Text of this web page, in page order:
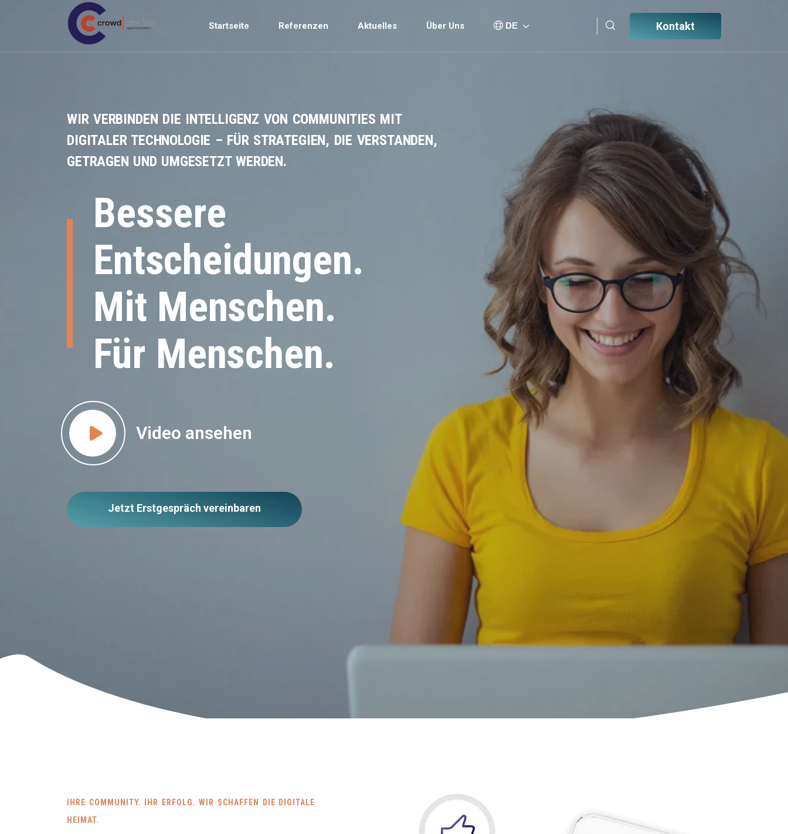
Startseite Referenzen Aktuelles Über Uns DE Kontakt
WIR VERBINDEN DIE INTELLIGENZ VON COMMUNITIES MIT
DIGITALER TECHNOLOGIE – FÜR STRATEGIEN, DIE VERSTANDEN,
GETRAGEN UND UMGESETZT WERDEN.
Bessere
Entscheidungen.
Mit Menschen.
Für Menschen.
Video ansehen
Jetzt Erstgespräch vereinbaren
IHRE COMMUNITY. IHR ERFOLG. WIR SCHAFFEN DIE DIGITALE
HEIMAT.